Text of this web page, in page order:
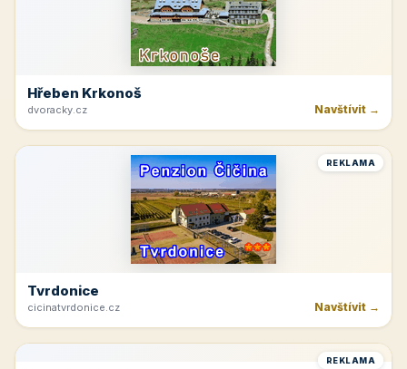
Hřeben Krkonoš
dvoracky.cz Navštívit →
REKLAMA
Tvrdonice
cicinatvrdonice.cz Navštívit →
REKLAMA